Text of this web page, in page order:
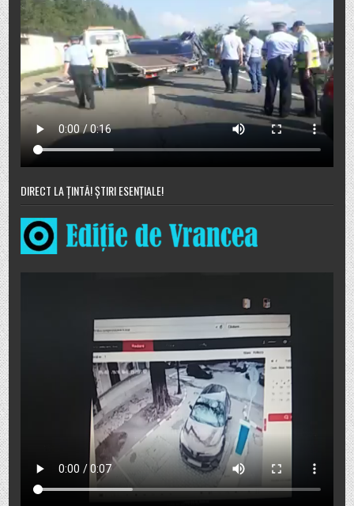
DIRECT LA ȚINTĂ! ȘTIRI ESENȚIALE!